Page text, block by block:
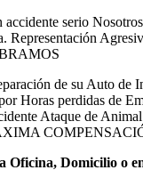
serio
Representación
de su Auto de
Horas perdidas de
Ataque de
Oficina, Domicilio o